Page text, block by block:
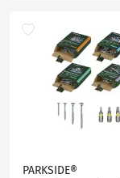
PARKSIDE®